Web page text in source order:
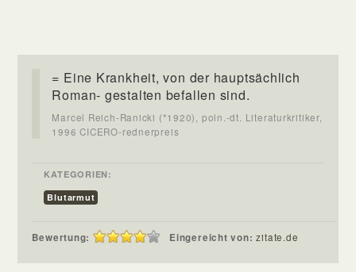
= Eine Krankheit, von der hauptsächlich
Roman- gestalten befallen sind.
Marcel Reich-Ranicki (*1920), poln.-dt. Literaturkritiker,
1996 CICERO-rednerpreis
KATEGORIEN:
Blutarmut
Bewertung: Eingereicht von:zitate.de